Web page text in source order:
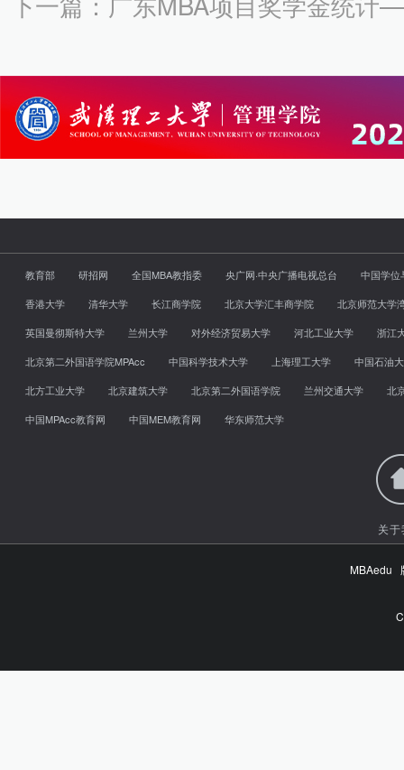
教育部 研招网 全国MBA教指委 央广网·中央广播电视总台
中国学位
香港大学
清华大学 长江商学院 北京大学汇丰商学院
北京师范大学
英国曼彻斯特大学
兰州大学 对外经济贸易大学 河北工业大学
浙江
北京第二外国语学院MPAcc
中国科学技术大学 上海理工大学
中国石油
北方工业大学
北京建筑大学 北京第二外国语学院 兰州交通大学
北
中国MPAcc教育网
中国MEM教育网 华东师范大学
关
MBAedu